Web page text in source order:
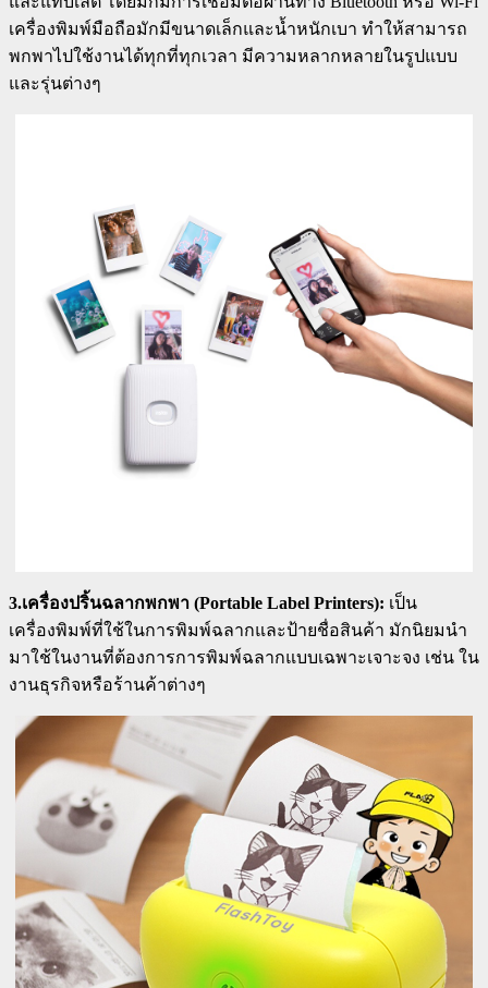
เครื่องพิมพ์มือถือมักมีขนาดเล็กและน้ำหนักเบา ทำให้สามารถ
พกพาไปใช้งานได้ทุกที่ทุกเวลา มีความหลากหลายในรูปแบบ
และรุ่นต่างๆ
3.เครื่องปริ้นฉลากพกพา (Portable Label Printers): เป็น
เครื่องพิมพ์ที่ใช้ในการพิมพ์ฉลากและป้ายชื่อสินค้า มักนิยมนำ
มาใช้ในงานที่ต้องการการพิมพ์ฉลากแบบเฉพาะเจาะจง เช่น ใน
งานธุรกิจหรือร้านค้าต่างๆ